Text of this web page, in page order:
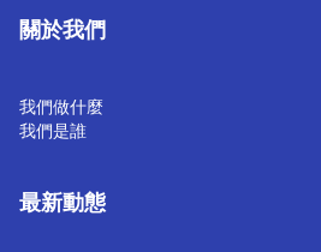
關於我們
我們做什麼
我們是誰
最新動態